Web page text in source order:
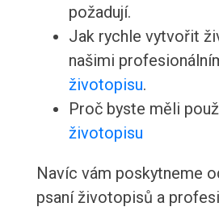
požadují.
Jak rychle vytvořit
našimi
životopisu.
Proč byste měli
životopisu
Navíc vám poskytneme
psaní životopisů a